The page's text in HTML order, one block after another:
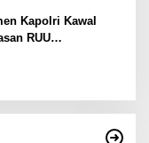
Kapolri Kawal
RUU